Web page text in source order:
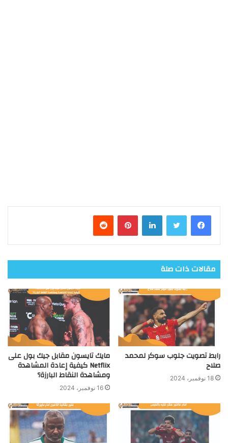
فيسبوك تويتر لينكدإن بينتيريست
مقالات ذات صلة
رابط تصويت جلوب سوكر لمحمد
صلاح
18 نوفمبر، 2024
مايك تايسون مقابل جيك بول على
Netflix كيفية إعادة المشاهدة
ومشاهدة النقاط البارزة؟
16 نوفمبر، 2024